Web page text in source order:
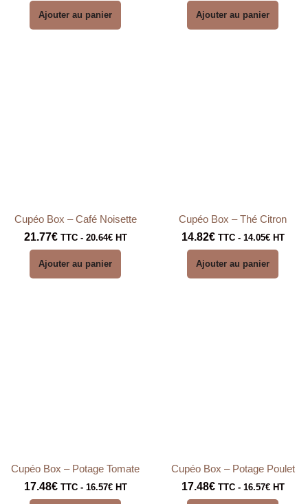
Ajouter au panier Ajouter au panier
Cupéo Box – Café Noisette
21.77€ TTC - 20.64€HT
Ajouter au panier
Cupéo Box – Thé Citron
14.82€ TTC - 14.05€HT
Ajouter au panier
Cupéo Box – Potage Tomate
17.48€ TTC - 16.57€HT
Cupéo Box – Potage Poulet
17.48€ TTC - 16.57€HT